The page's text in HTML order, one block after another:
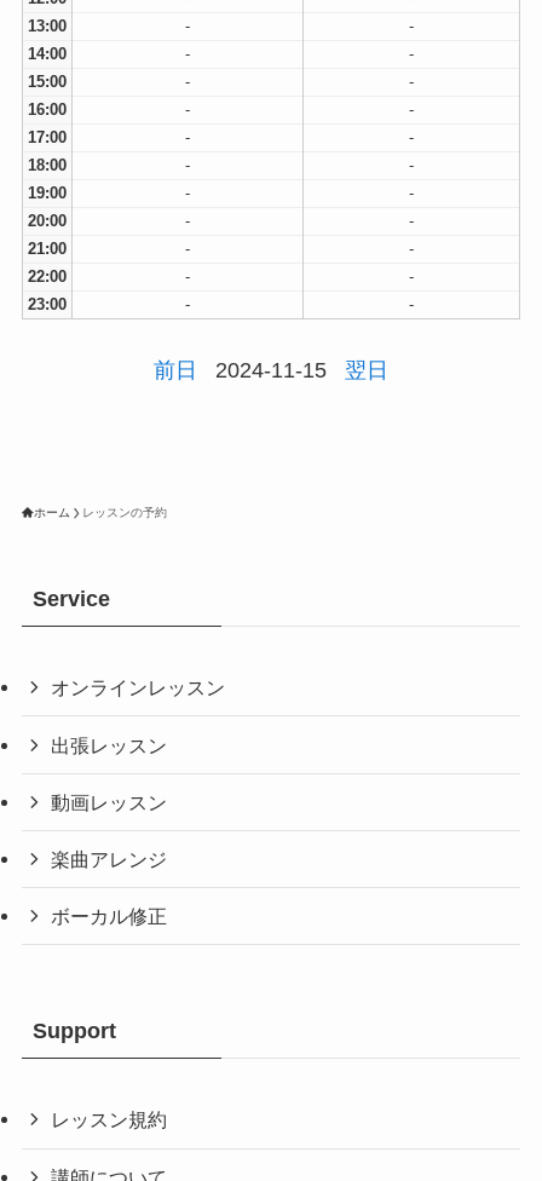
13:00
-
-
14:00
-
-
15:00
-
-
16:00
-
-
17:00
-
-
18:00
-
-
19:00
-
-
20:00
-
-
21:00
-
-
22:00
-
-
23:00
- -
前日 2024-11-15 翌日
ホーム レッスンの予約
Service
オンラインレッスン
出張レッスン
動画レッスン
楽曲アレンジ
ボーカル修正
Support
レッスン規約